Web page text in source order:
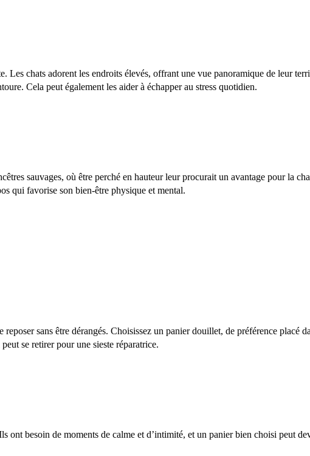
Les chats adorent les endroits élevés, offrant une vue panoramique de leur
Cela peut également les aider à échapper au stress quotidien.
sauvages, où être perché en hauteur leur procurait un avantage pour la
qui favorise son bien-être physique et mental.
sans être dérangés. Choisissez un panier douillet, de préférence placé
se retirer pour une sieste réparatrice.
ont besoin de moments de calme et d’intimité, et un panier bien choisi peut